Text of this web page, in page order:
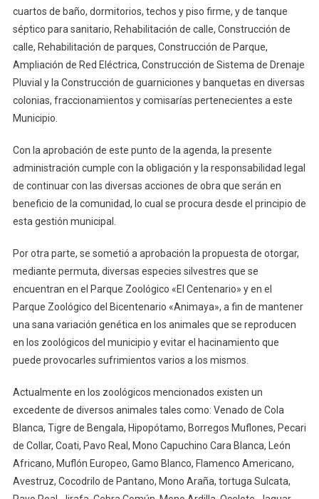
cuartos de baño, dormitorios, techos y piso firme, y de tanque
séptico para sanitario, Rehabilitación de calle, Construcción de
calle, Rehabilitación de parques, Construcción de Parque,
Ampliación de Red Eléctrica, Construcción de Sistema de Drenaje
Pluvial y la Construcción de guarniciones y banquetas en diversas
colonias, fraccionamientos y comisarías pertenecientes a este
Municipio.
Con la aprobación de este punto de la agenda, la presente
administración cumple con la obligación y la responsabilidad legal
de continuar con las diversas acciones de obra que serán en
beneficio de la comunidad, lo cual se procura desde el principio de
esta gestión municipal.
Por otra parte, se sometió a aprobación la propuesta de otorgar,
mediante permuta, diversas especies silvestres que se
encuentran en el Parque Zoológico «El Centenario» y en el
Parque Zoológico del Bicentenario «Animaya», a fin de mantener
una sana variación genética en los animales que se reproducen
en los zoológicos del municipio y evitar el hacinamiento que
puede provocarles sufrimientos varios a los mismos.
Actualmente en los zoológicos mencionados existen un
excedente de diversos animales tales como: Venado de Cola
Blanca, Tigre de Bengala, Hipopótamo, Borregos Muflones, Pecari
de Collar, Coati, Pavo Real, Mono Capuchino Cara Blanca, León
Africano, Muflón Europeo, Gamo Blanco, Flamenco Americano,
Avestruz, Cocodrilo de Pantano, Mono Araña, tortuga Sulcata,